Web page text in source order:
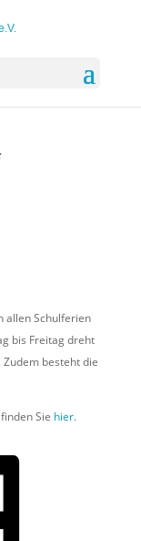
allen Schulferien
bis Freitag dreht
besteht die
Sie hier.